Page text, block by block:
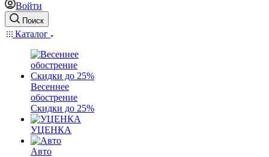
Войти
Поиск
Каталог
Весеннее
обострение
Скидки до 25%
УЦЕНКА
Авто